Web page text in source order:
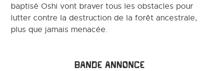
baptisé Oshi vont braver tous les obstacles pour
lutter contre la destruction de la forêt ancestrale,
plus que jamais menacée.
Bande annonce